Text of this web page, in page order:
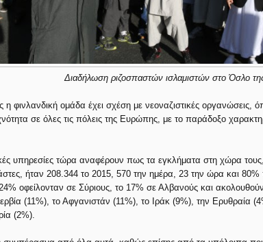
Διαδήλωση ριζοσπαστών ισλαμιστών στο Όσλο
φινλανδική ομάδα έχει σχέση με νεοναζιστικές οργανώσεις,
σε όλες τις πόλεις της Ευρώπης, με το παράδοξο
υπηρεσίες τώρα αναφέρουν πως τα εγκλήματα στη χώρα
ήταν 208.344 το 2015, 570 την ημέρα, 23 την ώρα και
οφείλονταν σε Σύριους, το 17% σε Αλβανούς και
(11%), το Αφγανιστάν (11%), το Ιράκ (9%), την Ερυθραία
(2%).